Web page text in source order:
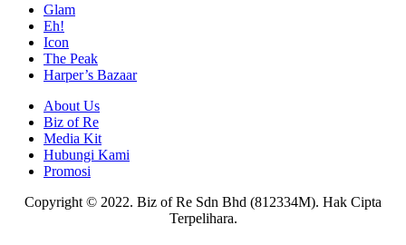
Glam
Eh!
Icon
The Peak
Harper’s Bazaar
About Us
Biz of Re
Media Kit
Hubungi Kami
Promosi
Copyright © 2022. Biz of Re Sdn Bhd (812334M). Hak Cipta
Terpelihara.